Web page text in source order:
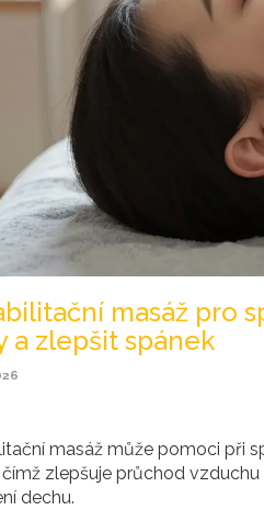
masáž pro
a zlepšit spánek
masáž může pomoci při
zlepšuje průchod
dechu.